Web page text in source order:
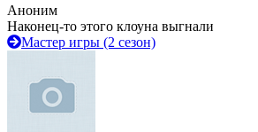
Аноним
Наконец-то этого клоуна выгнали
Мастер игры (2 сезон)